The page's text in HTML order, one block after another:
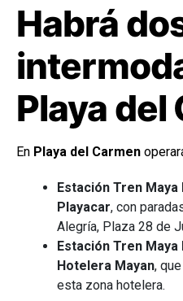
Habrá
Playa del
En Playa del Carmen
Estación Tren
Playacar, con
Alegría, Plaza 28 de
Estación Tren
Hotelera Mayan,
esta zona hotelera.